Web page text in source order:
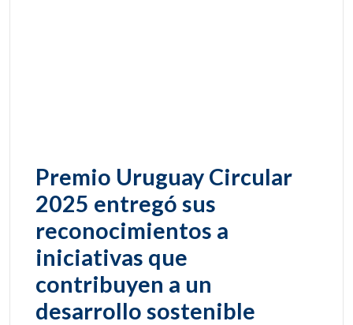
Premio Uruguay Circular
2025 entregó sus
reconocimientos a
iniciativas que
contribuyen a un
desarrollo sostenible